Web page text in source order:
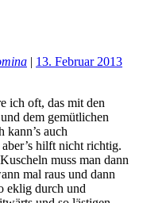
| 13. Februar 2013
ich oft, das mit den
dem gemütlichen
kann’s auch
hilft nicht richtig.
muss man dann
mal raus und dann
eklig durch und